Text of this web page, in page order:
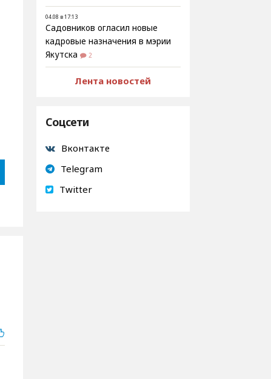
04.08 в 17:13
Садовников огласил новые
кадровые назначения в мэрии
Якутска
2
Лента новостей
Соцсети
Вконтакте
Telegram
Twitter